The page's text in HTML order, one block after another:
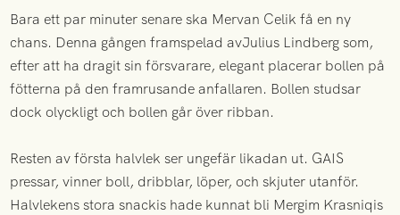
Bara ett par minuter senare ska Mervan Celik få en ny
chans. Denna gången framspelad avJulius Lindberg som,
efter att ha dragit sin försvarare, elegant placerar bollen på
fötterna på den framrusande anfallaren. Bollen studsar
dock olyckligt och bollen går över ribban.
Resten av första halvlek ser ungefär likadan ut. GAIS
pressar, vinner boll, dribblar, löper, och skjuter utanför.
Halvlekens stora snackis hade kunnat bli Mergim Krasniqis